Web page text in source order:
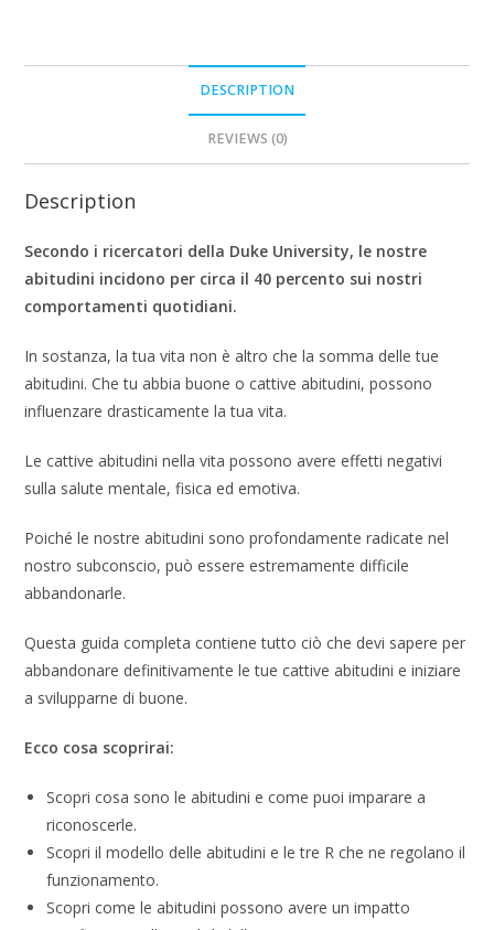
DESCRIPTION
REVIEWS (0)
Description
Secondo i ricercatori della Duke University, le nostre
abitudini incidono per circa il 40 percento sui nostri
comportamenti quotidiani.
In sostanza, la tua vita non è altro che la somma delle tue
abitudini. Che tu abbia buone o cattive abitudini, possono
influenzare drasticamente la tua vita.
Le cattive abitudini nella vita possono avere effetti negativi
sulla salute mentale, fisica ed emotiva.
Poiché le nostre abitudini sono profondamente radicate nel
nostro subconscio, può essere estremamente difficile
abbandonarle.
Questa guida completa contiene tutto ciò che devi sapere per
abbandonare definitivamente le tue cattive abitudini e iniziare
a svilupparne di buone.
Ecco cosa scoprirai:
Scopri cosa sono le abitudini e come puoi imparare a
riconoscerle.
Scopri il modello delle abitudini e le tre R che ne regolano il
funzionamento.
Scopri come le abitudini possono avere un impatto